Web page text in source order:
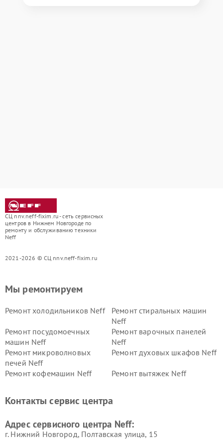
СЦ nnv.neff-fixim.ru - сеть сервисных
центров в Нижнем Новгороде по
ремонту и обслуживанию техники
Neff
2021-2026 © СЦ nnv.neff-fixim.ru
Мы ремонтируем
Ремонт холодильников Neff
Ремонт стиральных машин
Neff
Ремонт посудомоечных
машин Neff
Ремонт варочных панелей
Neff
Ремонт микроволновых
печей Neff
Ремонт духовых шкафов Neff
Ремонт кофемашин Neff Ремонт вытяжек Neff
Контакты сервис центра
Адрес сервисного центра Neff:
г. Нижний Новгород, Полтавская улица, 15